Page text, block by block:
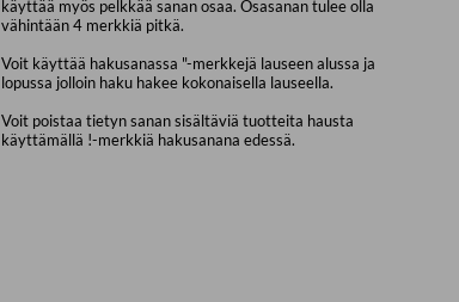
käyttää myös pelkkää sanan osaa. Osasanan tulee olla
vähintään 4 merkkiä pitkä.
Voit käyttää hakusanassa "-merkkejä lauseen alussa ja
lopussa jolloin haku hakee kokonaisella lauseella.
Voit poistaa tietyn sanan sisältäviä tuotteita hausta
käyttämällä !-merkkiä hakusanana edessä.